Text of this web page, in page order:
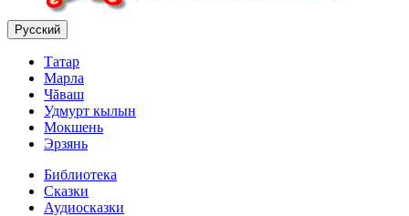
Русский
Татар
Марла
Чăваш
Удмурт кылын
Мокшень
Эрзянь
Библиотека
Сказки
Аудиосказки